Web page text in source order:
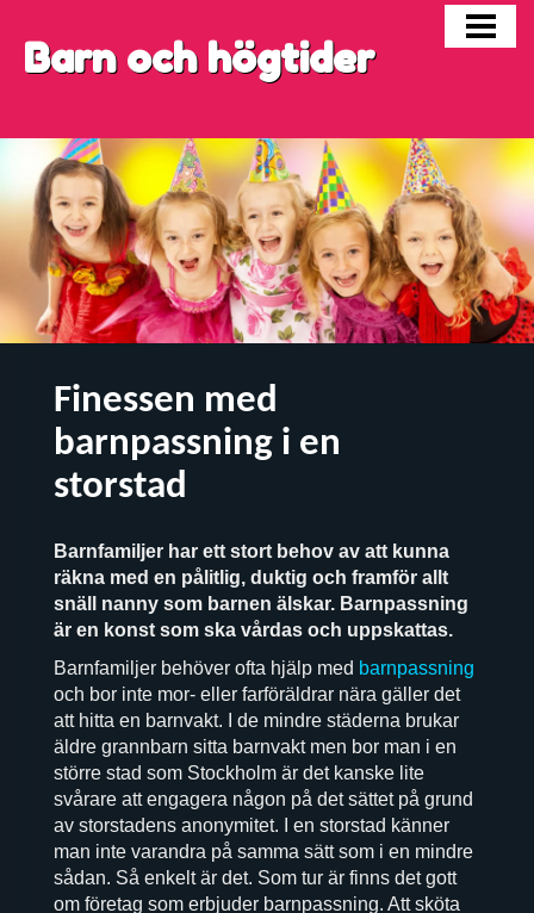
HALLOWEEN
BLOGG
Barn och högtider
Finessen med
barnpassning i en
storstad
Barnfamiljer har ett stort behov av att kunna
räkna med en pålitlig, duktig och framför allt
snäll nanny som barnen älskar. Barnpassning
är en konst som ska vårdas och uppskattas.
Barnfamiljer behöver ofta hjälp med barnpassning
och bor inte mor- eller farföräldrar nära gäller det
att hitta en barnvakt. I de mindre städerna brukar
äldre grannbarn sitta barnvakt men bor man i en
större stad som Stockholm är det kanske lite
svårare att engagera någon på det sättet på grund
av storstadens anonymitet. I en storstad känner
man inte varandra på samma sätt som i en mindre
sådan. Så enkelt är det. Som tur är finns det gott
om företag som erbjuder barnpassning. Att sköta